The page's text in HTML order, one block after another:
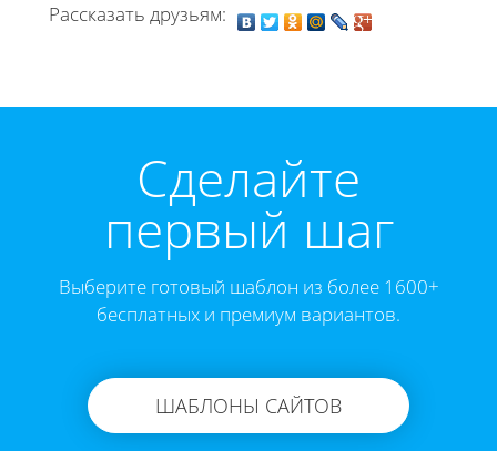
Рассказать друзьям:
Cделайте
первый шаг
Выберите готовый шаблон из более 1600+
бесплатных и премиум вариантов.
ШАБЛОНЫ САЙТОВ